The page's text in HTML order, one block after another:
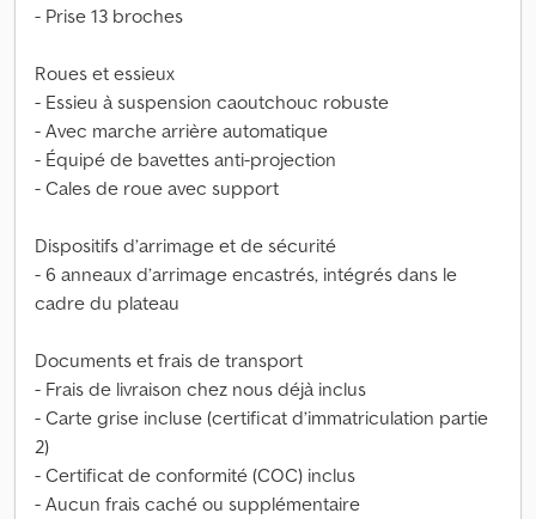
- Prise 13 broches
Roues et essieux
- Essieu à suspension caoutchouc robuste
- Avec marche arrière automatique
- Équipé de bavettes anti-projection
- Cales de roue avec support
Dispositifs d’arrimage et de sécurité
- 6 anneaux d’arrimage encastrés, intégrés dans le
cadre du plateau
Documents et frais de transport
- Frais de livraison chez nous déjà inclus
- Carte grise incluse (certificat d’immatriculation partie
2)
- Certificat de conformité (COC) inclus
- Aucun frais caché ou supplémentaire